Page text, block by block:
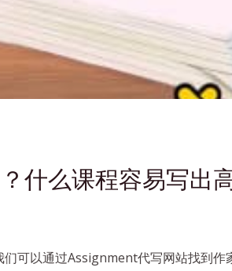
什么课程容易写出
可以通过Assignment代写网站找到作